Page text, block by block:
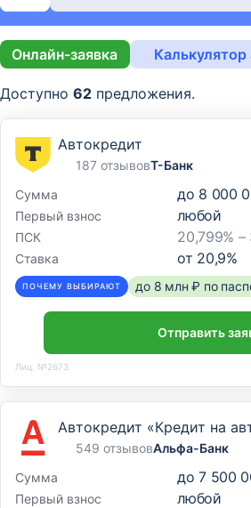
Онлайн-заявка
Доступно 62 предложения.
Автокредит
187 отзывовТ-Банк
Сумма
до 8 000
Первый взнос любой
ПСК 20,799% –
Ставка от 20,9%
ПОЧЕМУ ВЫБИРАЮТ до 8 млн ₽ по
Отправить
Лиц. №2673
Автокредит «Кредит на
549 отзывовАльфа-Банк
Сумма
до 7 500
Первый взнос любой